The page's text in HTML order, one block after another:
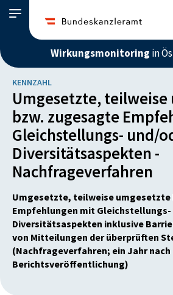
Wirkungsmonitoring in
KENNZAHL
Umgesetzte,
bzw. zugesagte
Gleichstellungs- und/
Diversitätsaspekten -
Nachfrageverfahren
Umgesetzte, teilweise umgesetzte
Empfehlungen mit
Diversitätsaspekten inklusive
von Mitteilungen der überprüften
(Nachfrageverfahren; ein Jahr nach
Berichtsveröffentlichung)